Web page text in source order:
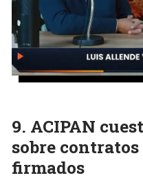
ACIPAN
sobre
firmados